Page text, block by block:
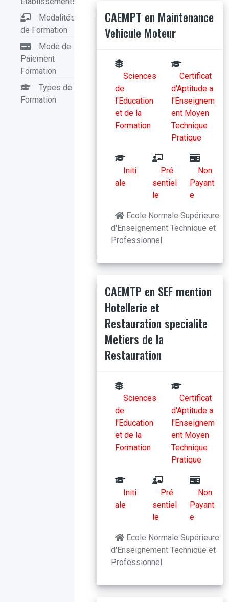
Modalités
de Formation
Mode de
Paiement
Formation
Types de
Formation
CAEMPT en Maintenance
Vehicule Moteur
Sciences
de
l'Education
et de la
Formation
Certificat
d'Aptitude a
l'Enseignem
ent Moyen
Technique
Pratique
Initi
ale
Pré
sentiel
le
Non
Payant
e
Ecole Normale Supérieure
d'Enseignement Technique et
Professionnel
CAEMTP en SEF mention
Hotellerie et
Restauration specialite
Metiers de la
Restauration
Sciences
de
l'Education
et de la
Formation
Certificat
d'Aptitude a
l'Enseignem
ent Moyen
Technique
Pratique
Initi
ale
Pré
sentiel
le
Non
Payant
e
Ecole Normale Supérieure
d'Enseignement Technique et
Professionnel